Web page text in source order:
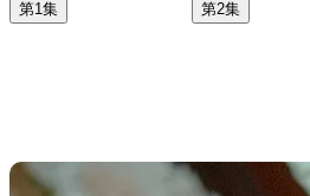
第1集 第2集